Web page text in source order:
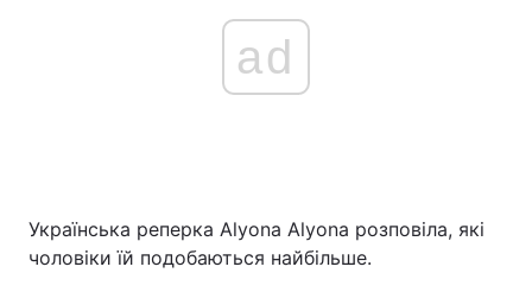
ad
Українська реперка Alyona Alyona розповіла, які
чоловіки їй подобаються найбільше.